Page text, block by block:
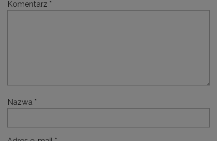
Komentarz *
Nazwa *